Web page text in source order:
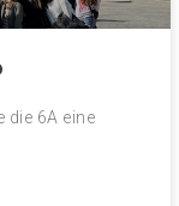
die 6A eine